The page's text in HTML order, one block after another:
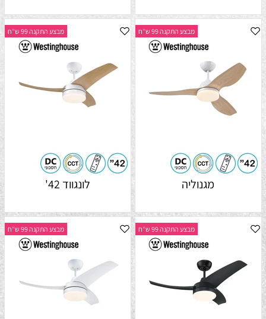
מבצע התקנה 99 ש"ח
מגנוליה
מבצע התקנה 99 ש"ח
לונגווד 42'
מבצע התקנה 99 ש"ח מבצע התקנה 99 ש"ח